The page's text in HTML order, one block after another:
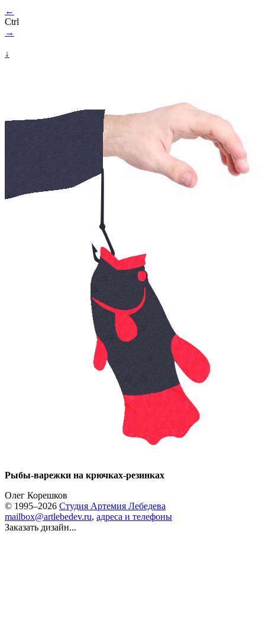
←
Ctrl
→
↓
Рыбы-варежки на крючках-резинках
Олег Корешков
© 1995–2026 Студия Артемия Лебедева
mailbox@artlebedev.ru, адреса и телефоны
Заказать дизайн...